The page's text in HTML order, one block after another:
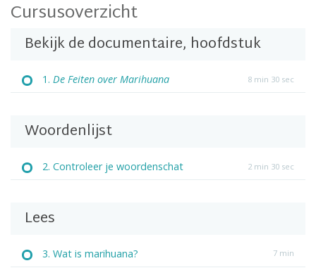
Cursusoverzicht
Bekijk de documentaire, hoofdstuk
1. De Feiten over Marihuana 8 min 30 sec
Woordenlijst
2. Controleer je woordenschat 2 min 30 sec
Lees
3. Wat is marihuana? 7 min